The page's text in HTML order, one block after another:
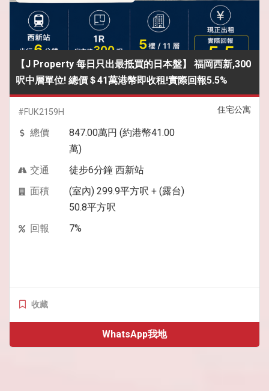
【J Property 每日只出最抵買的日本盤】 福岡西新,300
呎中層單位! 總價＄41萬港幣即收租!實際回報5.5%
住宅公寓
#FUK2159H
總價
847.00萬円 (約港幣41.00
萬)
交通
徒步6分鐘 西新站
面積
(室內) 299.9平方呎 + (露台)
50.8平方呎
回報
7%
收藏
WhatsApp我地